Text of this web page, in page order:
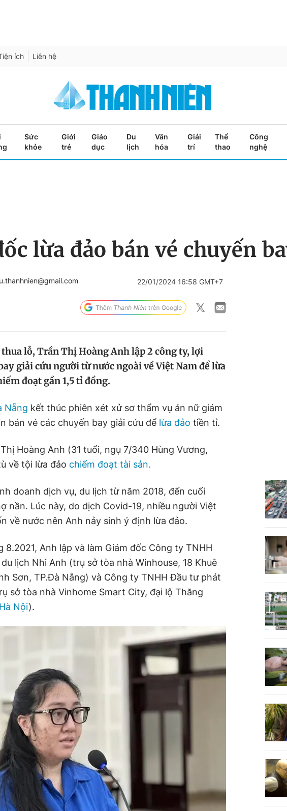
ích Liên hệ
Sức
khỏe
Giới
trẻ
Giáo
dục
Du
lịch
Văn
hóa
Giải
trí
Thể
thao
Công
nghệ
lừa đảo bán vé chuyến
22/01/2024 16:58 GMT+7
lỗ, Trần Thị Hoàng Anh lập 2 công ty, lợi
giải cứu người từ nước ngoài về Việt Nam để lừa
đoạt gần 1,5 tỉ đồng.
Nẵng kết thúc phiên xét xử sơ thẩm vụ án nữ giám
bán vé các chuyến bay giải cứu để lừa đảo tiền tỉ.
Hoàng Anh (31 tuổi, ngụ 7/340 Hùng Vương,
về tội lừa đảo chiếm đoạt tài sản.
doanh dịch vụ, du lịch từ năm 2018, đến cuối
nần. Lúc này, do dịch Covid-19, nhiều người Việt
về nước nên Anh nảy sinh ý định lừa đảo.
Anh lập và làm Giám đốc Công ty TNHH
lịch Nhi Anh (trụ sở tòa nhà Winhouse, 18 Khuê
Sơn, TP.Đà Nẵng) và Công ty TNHH Đầu tư phát
sở tòa nhà Vinhome Smart City, đại lộ Thăng
Hà Nội).